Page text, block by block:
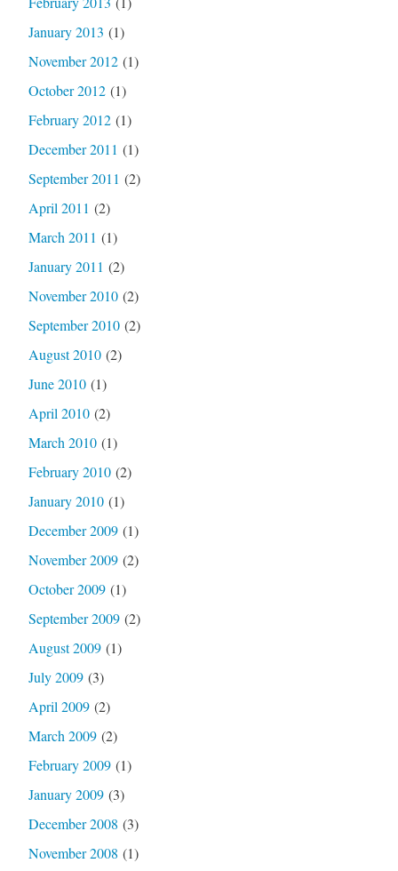
January 2013 (1)
November 2012(1)
October 2012(1)
February 2012(1)
December 2011 (1)
September 2011 (2)
April 2011 (2)
March 2011 (1)
January 2011 (2)
November 2010(2)
September 2010(2)
August 2010(2)
June 2010(1)
April 2010(2)
March 2010(1)
February 2010(2)
January 2010(1)
December 2009(1)
November 2009(2)
October 2009(1)
September 2009(2)
August 2009(1)
July 2009(3)
April 2009(2)
March 2009(2)
February 2009(1)
January 2009(3)
December 2008 (3)
November 2008 (1)